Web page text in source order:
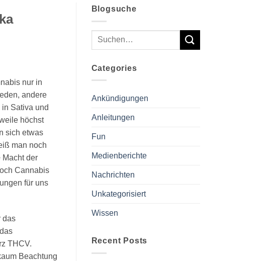
nur in
andere
Sativa und
höchst
sich etwas
man noch
der
Cannabis
für uns
das
THCV.
Beachtung
Blogsuche
Categories
Ankündigungen
Anleitungen
Fun
Medienberichte
Nachrichten
Unkategorisiert
Wissen
Recent Posts